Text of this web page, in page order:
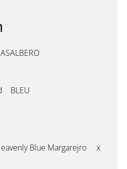
BLEU
Blue Margarejro x